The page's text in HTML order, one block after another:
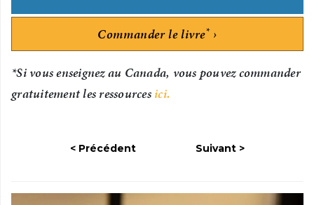
Commander le livre*
*Si vous enseignez au Canada, vous pouvez commander
gratuitement les ressources ici.
Précédent Suivant